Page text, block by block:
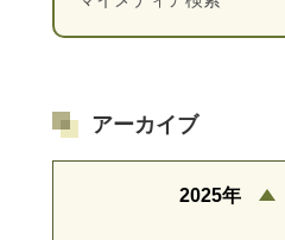
アーカイブ
2025年